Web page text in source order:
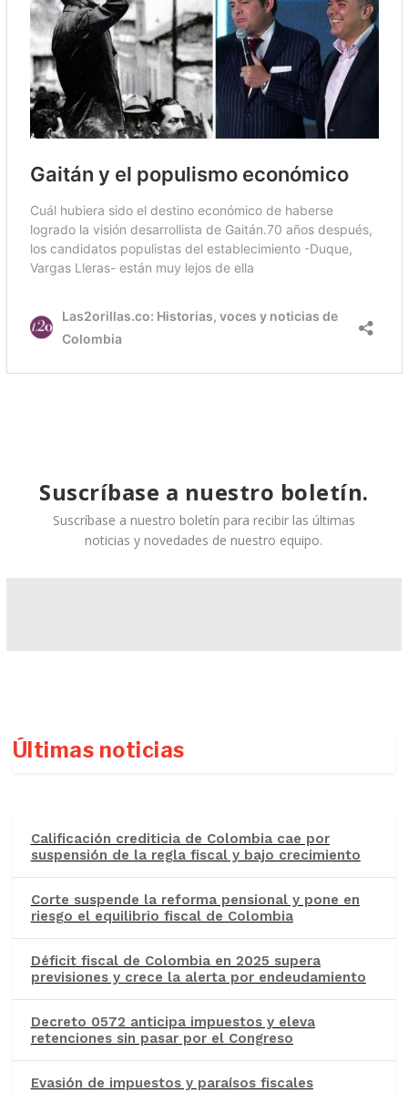
Suscríbase a nuestro boletín.
Suscríbase a nuestro boletín para recibir las últimas
noticias y novedades de nuestro equipo.
Últimas noticias
Calificación crediticia de Colombia cae por
suspensión de la regla fiscal y bajo crecimiento
Corte suspende la reforma pensional y pone en
riesgo el equilibrio fiscal de Colombia
Déficit fiscal de Colombia en 2025 supera
previsiones y crece la alerta por endeudamiento
Decreto 0572 anticipa impuestos y eleva
retenciones sin pasar por el Congreso
Evasión de impuestos y paraísos fiscales